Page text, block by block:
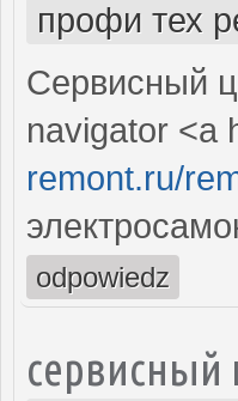
профи тех
Сервисный
navigator <a
remont.ru/
odpowiedz
сервисный